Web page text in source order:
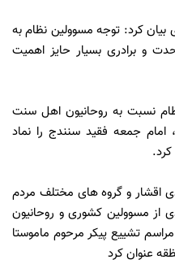
کرد: توجه مسوولین نظام به
و برادری بسیار حایز اهمیت
نسبت به روحانیون اهل سنت
امام جمعه فقید سنندج را نماد
اقشار و گروه های مختلف مردم
از مسوولین کشوری و روحانیون
تشییع پیکر مرحوم ماموستا
عنوان کرد